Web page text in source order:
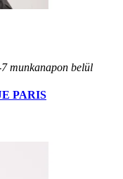
munkanapon belül
PARIS